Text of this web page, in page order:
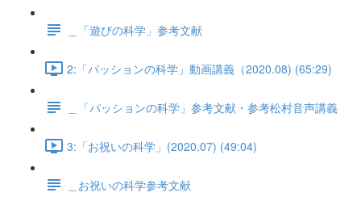
＿「遊びの科学」参考文献
2:「パッションの科学」動画講義（2020.08) (65:29)
＿「パッションの科学」参考文献・参考松村音声講義
3:「お祝いの科学」(2020.07) (49:04)
＿お祝いの科学参考文献